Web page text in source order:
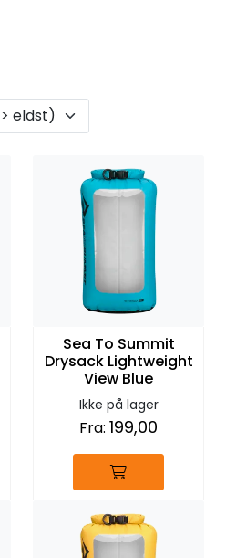
Sea To Summit
Drysack Lightweight
View Blue
Ikke på lager
Fra: 199,00